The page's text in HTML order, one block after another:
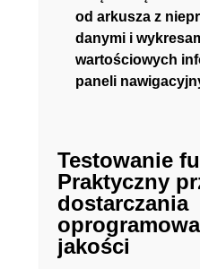
od arkusza z
danymi i
wartościowych
paneli
Testowanie
Praktyczny
dostarczania
jakości